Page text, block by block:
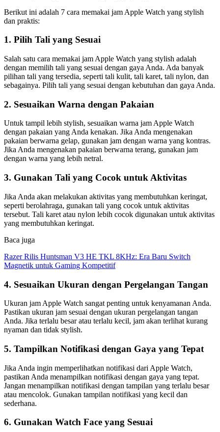
Berikut ini adalah 7 cara memakai jam Apple Watch yang stylish
dan praktis:
1. Pilih Tali yang Sesuai
Salah satu cara memakai jam Apple Watch yang stylish adalah
dengan memilih tali yang sesuai dengan gaya Anda. Ada banyak
pilihan tali yang tersedia, seperti tali kulit, tali karet, tali nylon, dan
sebagainya. Pilih tali yang sesuai dengan kebutuhan dan gaya Anda.
2. Sesuaikan Warna dengan Pakaian
Untuk tampil lebih stylish, sesuaikan warna jam Apple Watch
dengan pakaian yang Anda kenakan. Jika Anda mengenakan
pakaian berwarna gelap, gunakan jam dengan warna yang kontras.
Jika Anda mengenakan pakaian berwarna terang, gunakan jam
dengan warna yang lebih netral.
3. Gunakan Tali yang Cocok untuk Aktivitas
Jika Anda akan melakukan aktivitas yang membutuhkan keringat,
seperti berolahraga, gunakan tali yang cocok untuk aktivitas
tersebut. Tali karet atau nylon lebih cocok digunakan untuk aktivitas
yang membutuhkan keringat.
Baca juga
Razer Rilis Huntsman V3 HE TKL 8KHz: Era Baru Switch
Magnetik untuk Gaming Kompetitif
4. Sesuaikan Ukuran dengan Pergelangan Tangan
Ukuran jam Apple Watch sangat penting untuk kenyamanan Anda.
Pastikan ukuran jam sesuai dengan ukuran pergelangan tangan
Anda. Jika terlalu besar atau terlalu kecil, jam akan terlihat kurang
nyaman dan tidak stylish.
5. Tampilkan Notifikasi dengan Gaya yang Tepat
Jika Anda ingin memperlihatkan notifikasi dari Apple Watch,
pastikan Anda menampilkan notifikasi dengan gaya yang tepat.
Jangan menampilkan notifikasi dengan tampilan yang terlalu besar
atau mencolok. Gunakan tampilan notifikasi yang kecil dan
sederhana.
6. Gunakan Watch Face yang Sesuai